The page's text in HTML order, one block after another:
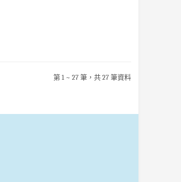
第 1 ~ 27 筆，共 27 筆資料